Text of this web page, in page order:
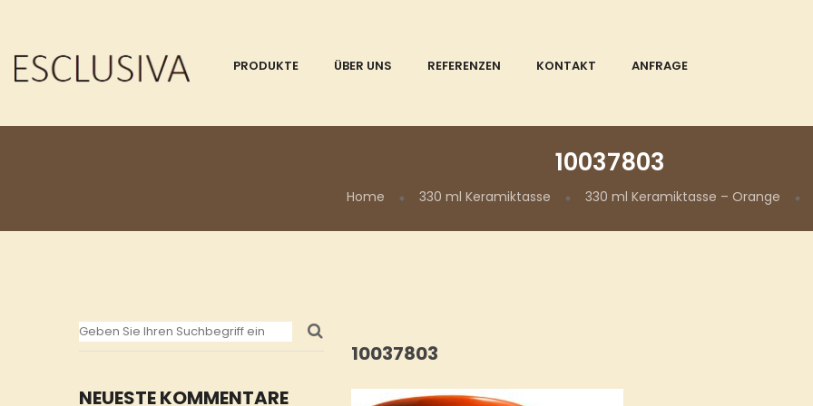
PRODUKTE ÜBER UNS REFERENZEN KONTAKT ANFRAGE
10037803
Home 330 ml Keramiktasse 330 ml Keramiktasse – Orange
NEUESTE KOMMENTARE
10037803